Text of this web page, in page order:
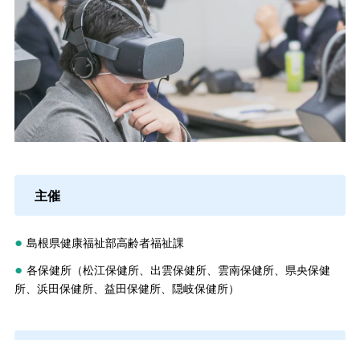
主催
● 島根県健康福祉部高齢者福祉課
● 各保健所（松江保健所、出雲保健所、雲南保健所、県央保健
所、浜田保健所、益田保健所、隠岐保健所）